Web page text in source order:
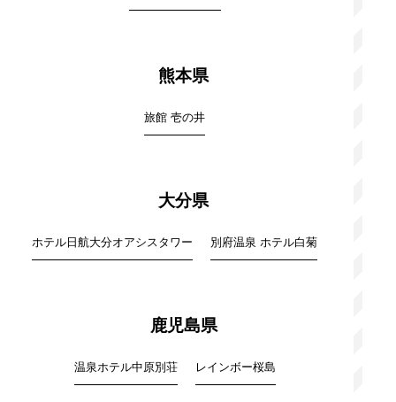
熊本県
旅館 壱の井
大分県
ホテル日航大分オアシスタワー 別府温泉 ホテル白菊
鹿児島県
温泉ホテル中原別荘 レインボー桜島